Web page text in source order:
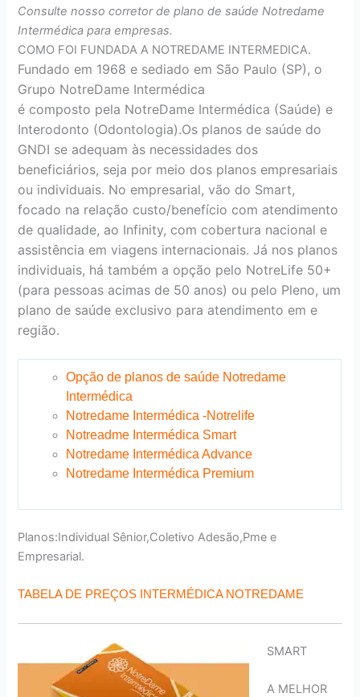
Consulte nosso corretor de plano de saúde Notredame
Intermédica para empresas.
COMO FOI FUNDADA A NOTREDAME INTERMEDICA.
Fundado em 1968 e sediado em São Paulo (SP), o
Grupo NotreDame Intermédica
é composto pela NotreDame Intermédica (Saúde) e
Interodonto (Odontologia).Os planos de saúde do
GNDI se adequam às necessidades dos
beneficiários, seja por meio dos planos empresariais
ou individuais. No empresarial, vão do Smart,
focado na relação custo/benefício com atendimento
de qualidade, ao Infinity, com cobertura nacional e
assistência em viagens internacionais. Já nos planos
individuais, há também a opção pelo NotreLife 50+
(para pessoas acimas de 50 anos) ou pelo Pleno, um
plano de saúde exclusivo para atendimento em e
região.
Opção de planos de saúde Notredame
Intermédica
Notredame Intermédica -Notrelife
Notreadme Intermédica Smart
Notredame Intermédica Advance
Notredame Intermédica Premium
Planos:Individual Sênior,Coletivo Adesão,Pme e
Empresarial.
TABELA DE PREÇOS INTERMÉDICA NOTREDAME
SMART
A MELHOR